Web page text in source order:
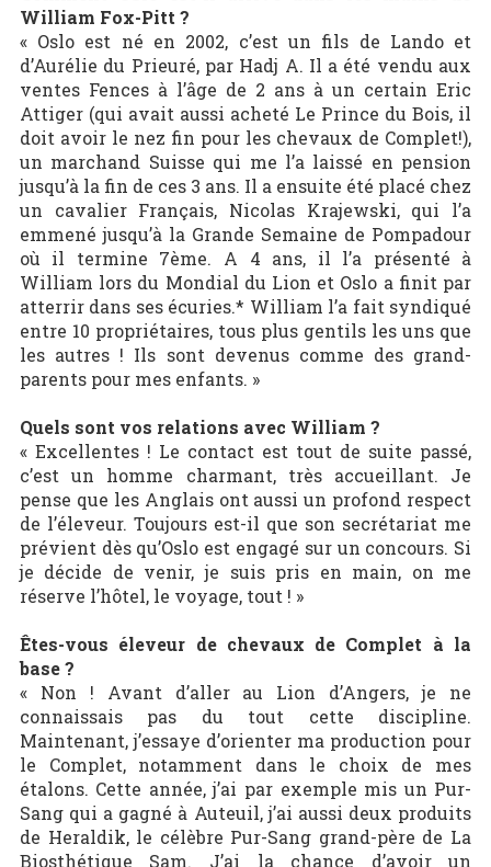
William Fox-Pitt ?
« Oslo est né en 2002, c’est un fils de Lando et
d’Aurélie du Prieuré, par Hadj A. Il a été vendu aux
ventes Fences à l’âge de 2 ans à un certain Eric
Attiger (qui avait aussi acheté Le Prince du Bois, il
doit avoir le nez fin pour les chevaux de Complet!),
un marchand Suisse qui me l’a laissé en pension
jusqu’à la fin de ces 3 ans. Il a ensuite été placé chez
un cavalier Français, Nicolas Krajewski, qui l’a
emmené jusqu’à la Grande Semaine de Pompadour
où il termine 7ème. A 4 ans, il l’a présenté à
William lors du Mondial du Lion et Oslo a finit par
atterrir dans ses écuries.* William l’a fait syndiqué
entre 10 propriétaires, tous plus gentils les uns que
les autres ! Ils sont devenus comme des grand-
parents pour mes enfants. »
Quels sont vos relations avec William ?
« Excellentes ! Le contact est tout de suite passé,
c’est un homme charmant, très accueillant. Je
pense que les Anglais ont aussi un profond respect
de l’éleveur. Toujours est-il que son secrétariat me
prévient dès qu’Oslo est engagé sur un concours. Si
je décide de venir, je suis pris en main, on me
réserve l’hôtel, le voyage, tout ! »
Êtes-vous éleveur de chevaux de Complet à la
base ?
« Non ! Avant d’aller au Lion d’Angers, je ne
connaissais pas du tout cette discipline.
Maintenant, j’essaye d’orienter ma production pour
le Complet, notamment dans le choix de mes
étalons. Cette année, j’ai par exemple mis un Pur-
Sang qui a gagné à Auteuil, j’ai aussi deux produits
de Heraldik, le célèbre Pur-Sang grand-père de La
Biosthétique Sam. J’ai la chance d’avoir un